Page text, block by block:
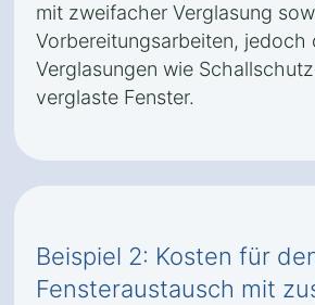
mit zweifacher Verglasung
Vorbereitungsarbeiten, jedoch
Verglasungen wie
verglaste Fenster.
Beispiel 2: Kosten für
Fensteraustausch mit